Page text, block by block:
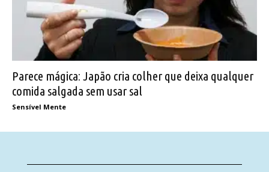
Parece mágica: Japão cria colher que deixa qualquer
comida salgada sem usar sal
Sensível Mente